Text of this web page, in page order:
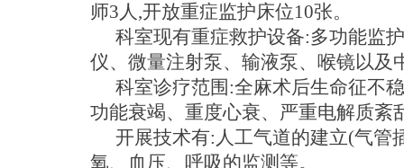
师3人,开放重症监护床位10张。
科室现有重症救护设备:多功能监
仪、 微量注射泵、 输液泵、 喉镜以及
科室诊疗范围:全麻术后生命征不
功能衰竭、重度心衰、严重电解质紊
开展技术有:人工气道的建立(气管
氧、血压、呼吸的监测等。